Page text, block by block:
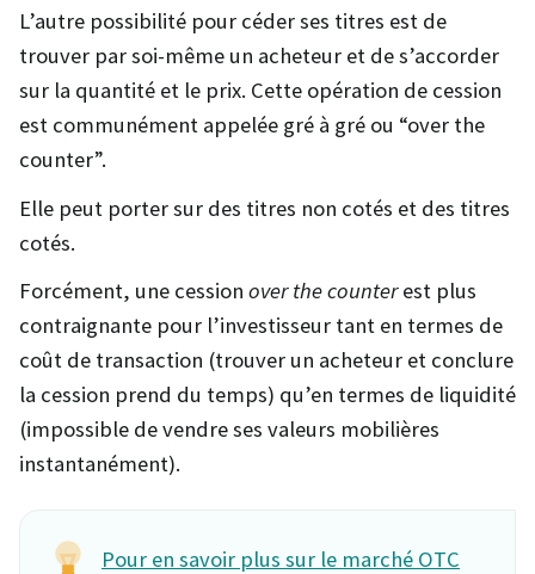
L’autre possibilité pour céder ses titres est de
trouver par soi-même un acheteur et de s’accorder
sur la quantité et le prix. Cette opération de cession
est communément appelée gré à gré ou “over the
counter”.
Elle peut porter sur des titres non cotés et des titres
cotés.
Forcément, une cession over the counterest plus
contraignante pour l’investisseur tant en termes de
coût de transaction (trouver un acheteur et conclure
la cession prend du temps) qu’en termes de liquidité
(impossible de vendre ses valeurs mobilières
instantanément).
Pour en savoir plus sur le marché OTC